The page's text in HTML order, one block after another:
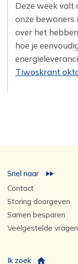
Deze week
onze bewoners
over het
hoe je
Tiwoskrant
Snel naar
Contact
Storing doorgeven
Samen besparen
Veelgestelde vragen
Ik zoek